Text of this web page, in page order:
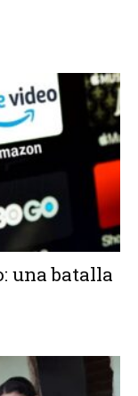
una batalla